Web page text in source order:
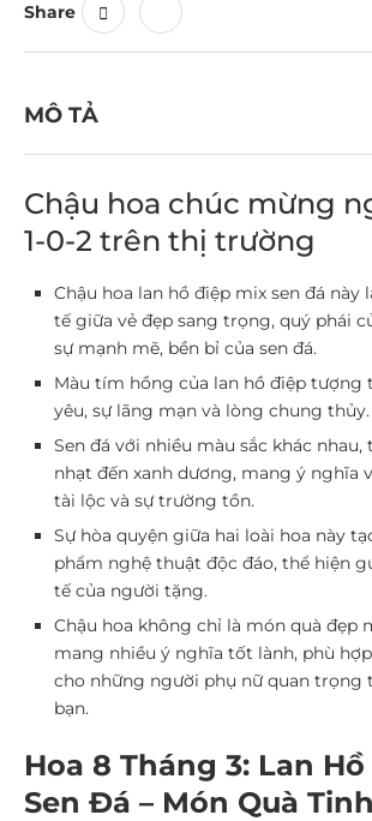
Share
MÔ TẢ
Chậu hoa chúc mừng
1-0-2 trên thị trường
Chậu hoa lan hồ điệp mix sen đá này
tế giữa vẻ đẹp sang trọng, quý phái
sự mạnh mẽ, bền bỉ của sen đá.
Màu tím hồng của lan hồ điệp
yêu, sự lãng mạn và lòng chung thủy.
Sen đá với nhiều màu sắc khác nhau,
nhạt đến xanh dương, mang ý nghĩa
tài lộc và sự trường tồn.
Sự hòa quyện giữa hai loài hoa này
phẩm nghệ thuật độc đáo, thể hiện
tế của người tặng.
Chậu hoa không chỉ là món quà đẹp
mang nhiều ý nghĩa tốt lành, phù
cho những người phụ nữ quan trọng
bạn.
Hoa 8 Tháng 3: Lan
Sen Đá – Món Quà